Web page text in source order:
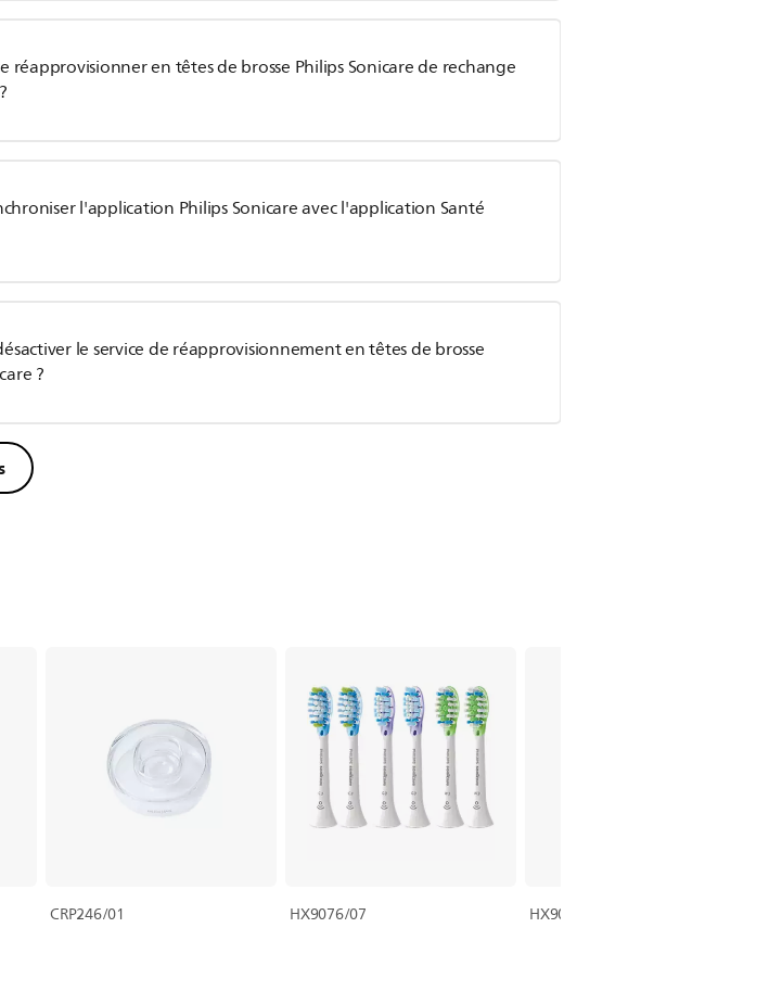
réapprovisionner en têtes de brosse Philips Sonicare de rechange
l'application Philips Sonicare avec l'application Santé
le service de réapprovisionnement en têtes de brosse
?
CRP246/01 HX9076/07 HX9073/33